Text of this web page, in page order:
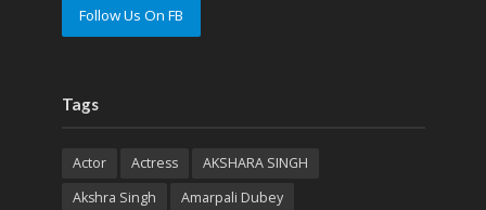
Follow Us On FB
Tags
Actor Actress
AKSHARA SINGH
Akshra Singh
Amarpali Dubey